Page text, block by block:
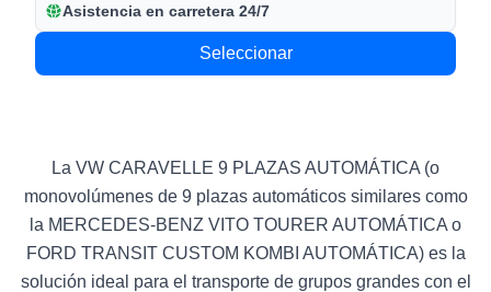
Asistencia en carretera 24/7
Seleccionar
La VW CARAVELLE 9 PLAZAS AUTOMÁTICA (o
monovolúmenes de 9 plazas automáticos similares como
la MERCEDES-BENZ VITO TOURER AUTOMÁTICA o
FORD TRANSIT CUSTOM KOMBI AUTOMÁTICA) es la
solución ideal para el transporte de grupos grandes con el